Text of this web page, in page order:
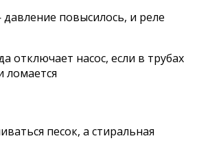
повысилось, и реле
отключает насос, если в трубах
ломается
песок, а стиральная